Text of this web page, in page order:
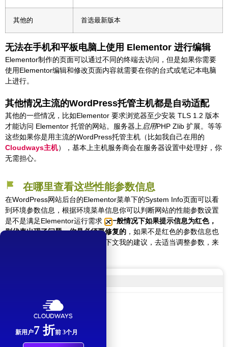
其他的 首选最新版本
无法在手机和平​​板电脑上使用 Elementor 进行编辑
Elementor制作的页面可以通过不同的终端去访问，但是如果你需要
使用Elementor编辑和修改页面内容就需要在你的台式或笔记本电脑
上进行。
其他情况主流的WordPress托管主机都是自动适配
其他的一些情况，比如Elementor 要求浏览器至少安装 TLS 1.2 版本
才能访问 Elementor 托管的网站。服务器上 启用PHP Zlib 扩展。等等
这些如果你是用主流的WordPress托管主机（比如我自己在用的
Cloudways主机），基本上主机服务商会在服务器设置中处理好，你
无需担心。
在哪里查看这些性能参数信息
在WordPress网站后台的Elementor菜单下的System Info页面可以看
到环境参数信息，根据环境菜单信息你可以判断网站的性能参数设置
是不是满足Elementor运行需求，一般情况下如果提示信息为红色，
则代表出现了问题，你是必须要修复的 ，如果不是红色的参数信息也
不代表就满足需求，你可以结合下文我的建议，去适当调整参数，来
新用户7 折前 3个月